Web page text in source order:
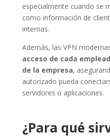
especialmente cuando se
como información de
internas.
Además, las VPN
acceso de cada
de la empresa,
autorizado pueda
servidores o aplicaciones.
¿Para qué